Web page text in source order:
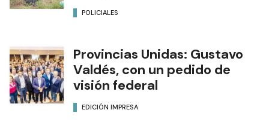
POLICIALES
Provincias Unidas: Gustavo
Valdés, con un pedido de
visión federal
EDICIÓN IMPRESA